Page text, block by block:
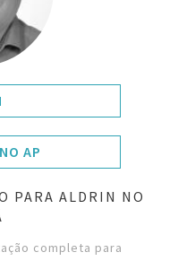
AP
PARA ALDRIN NO
completa para